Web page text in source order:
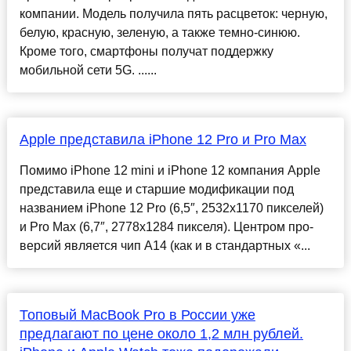
компании. Модель получила пять расцветок: черную,
белую, красную, зеленую, а также темно-синюю.
Кроме того, смартфоны получат поддержку
мобильной сети 5G. ......
Apple представила iPhone 12 Pro и Pro Max
Помимо iPhone 12 mini и iPhone 12 компания Apple
представила еще и старшие модификации под
названием iPhone 12 Pro (6,5″, 2532х1170 пикселей)
и Pro Max (6,7″, 2778х1284 пикселя). Центром про-
версий является чип A14 (как и в стандартных «...
Топовый MacBook Pro в России уже
предлагают по цене около 1,2 млн рублей.